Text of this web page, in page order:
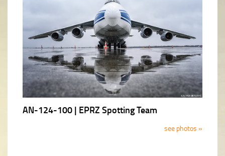
AN-124-100 | EPRZ Spotting Team
see photos »